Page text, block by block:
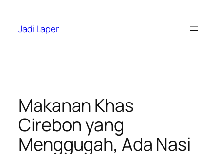
content
Jadi Laper
Makanan Khas
Cirebon yang
Menggugah, Ada Nasi